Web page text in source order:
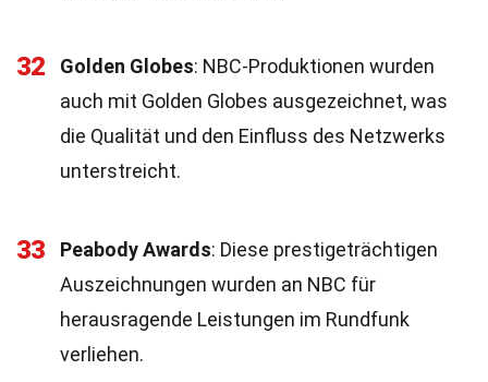
32 Golden Globes: NBC-Produktionen wurden
auch mit Golden Globes ausgezeichnet, was
die Qualität und den Einfluss des Netzwerks
unterstreicht.
33 Peabody Awards: Diese prestigeträchtigen
Auszeichnungen wurden an NBC für
herausragende Leistungen im Rundfunk
verliehen.